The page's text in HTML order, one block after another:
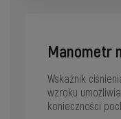
Manometr
Wskaźnik
wzroku
konieczności